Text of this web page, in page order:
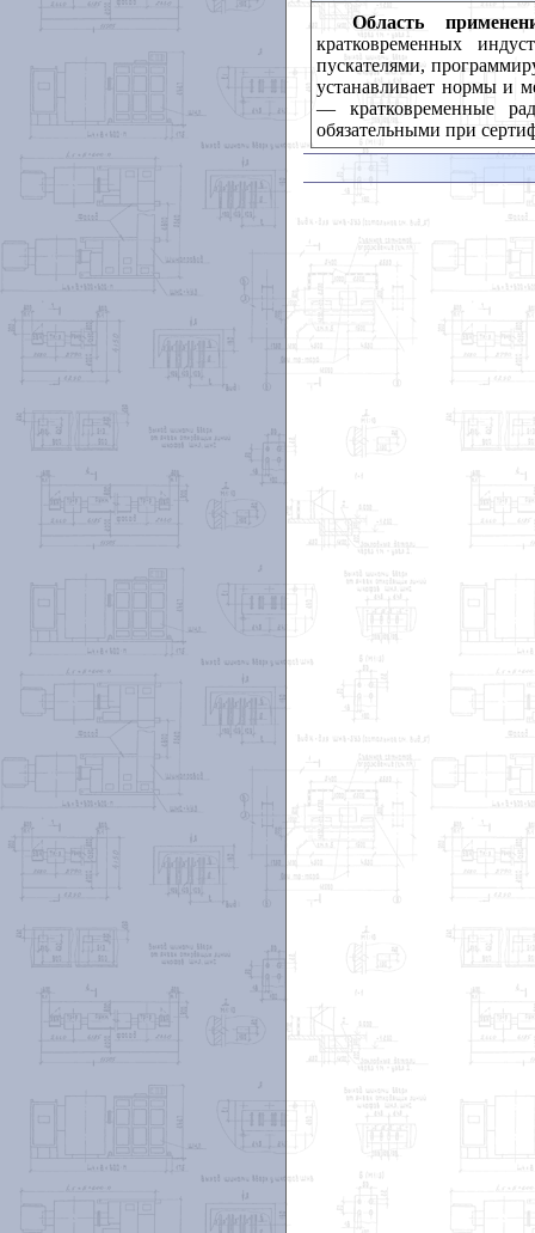
Область
кратковременных
пускателями,
устанавливает нормы и
— кратковременные
обязательными при